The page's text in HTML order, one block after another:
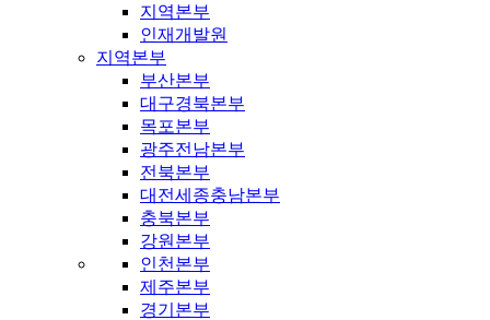
지역본부
인재개발원
지역본부
부산본부
대구경북본부
목포본부
광주전남본부
전북본부
대전세종충남본부
충북본부
강원본부
인천본부
제주본부
경기본부